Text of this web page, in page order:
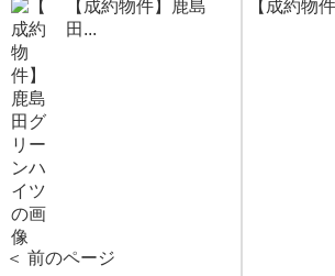
【成約物件】鹿島
田...
＜ 前のページ
【成約物